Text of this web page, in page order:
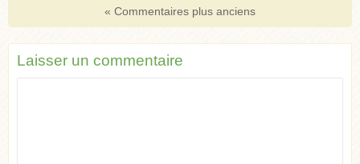
« Commentaires plus anciens
Laisser un commentaire